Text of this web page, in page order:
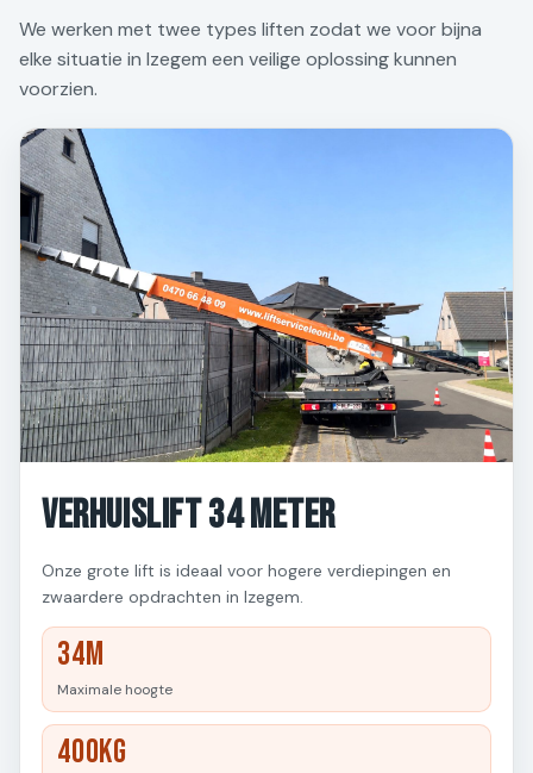
We werken met twee types liften zodat we voor bijna
elke situatie in Izegem een veilige oplossing kunnen
voorzien.
Verhuislift 34 meter
Onze grote lift is ideaal voor hogere verdiepingen en
zwaardere opdrachten in Izegem.
34M
Maximale hoogte
400KG